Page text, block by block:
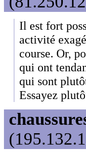
Il est fort
activité
course. Or,
qui ont
qui sont
Essayez